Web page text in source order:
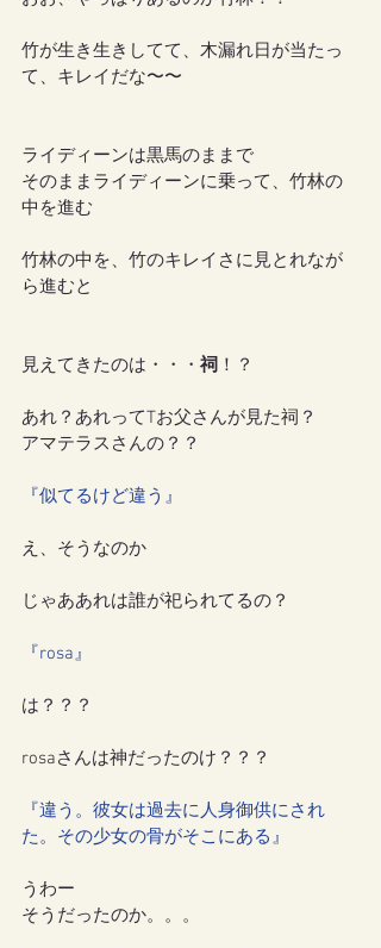
竹が生き生きしてて、木漏れ日が当たっ
て、キレイだな〜〜
ライディーンは黒馬のままで
そのままライディーンに乗って、竹林の
中を進む
竹林の中を、竹のキレイさに見とれなが
ら進むと
見えてきたのは・・・ 祠 ！？
あれ？あれってTお父さんが見た祠？
アマテラスさんの？？
『似てるけど違う』
え、そうなのか
じゃああれは誰が祀られてるの？
『rosa』
は？？？
rosaさんは神だったのけ？？？
『違う。彼女は過去に人身御供にされ
た。その少女の骨がそこにある』
うわー
そうだったのか。。。